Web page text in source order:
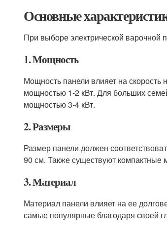
Основные
При выборе электрической варочной
1. Мощность
Мощность панели влияет на скорость
мощностью 1-2 кВт. Для больших
мощностью 3-4 кВт.
2. Размеры
Размер панели должен
90 см. Также существуют компактные
3. Материал
Материал панели влияет на ее
самые популярные благодаря своей